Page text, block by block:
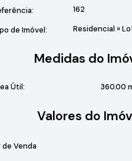
162
de Imóvel: Residencial »
Medidas do
Útil: 360.00
Valores do
de Venda